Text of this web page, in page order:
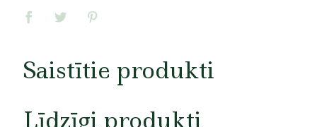
Saistītie produkti
Līdzīgi produkti